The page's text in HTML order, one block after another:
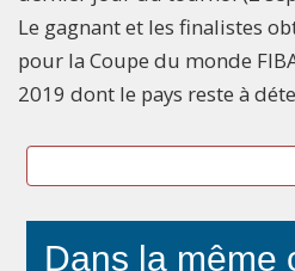
Le gagnant et les finalistes
pour la Coupe du monde
2019 dont le pays reste à
Dans la même